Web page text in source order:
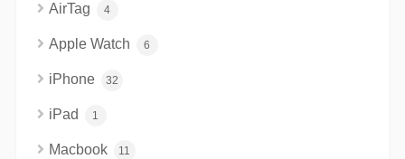
AirTag 4
Apple Watch 6
iPhone 32
iPad 1
Macbook 11